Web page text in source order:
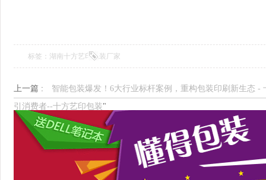
标签：湖南十方艺印包装厂家
上一篇 : 智能包装爆发！6大行业标杆案例，重构包装印刷新生态 -
引消费者--十方艺印包装"